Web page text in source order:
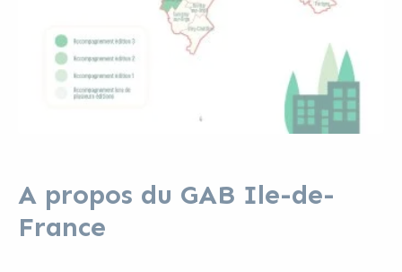
A propos du GAB Ile-de-
France